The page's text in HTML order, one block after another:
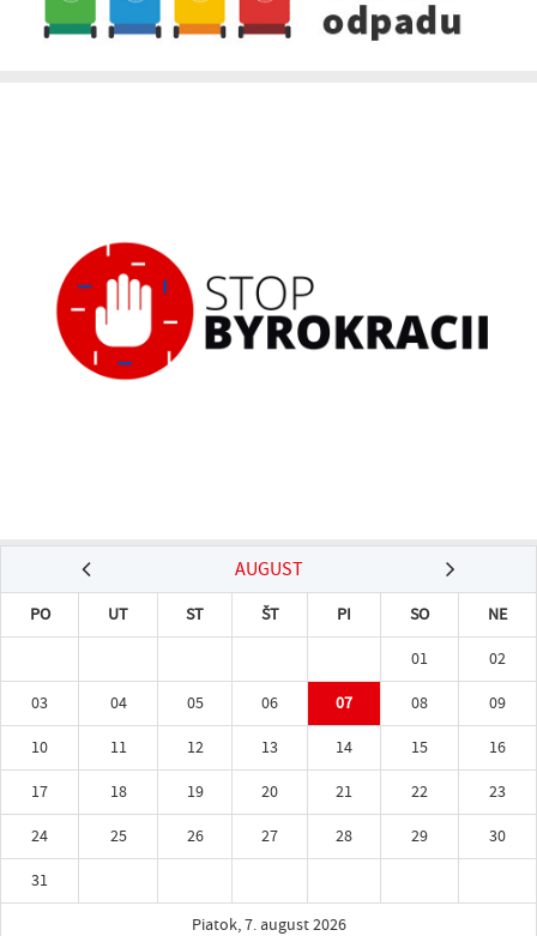
AUGUST
PO UT ST ŠT PI SO
NE
01
02
03
04 05 06 07 08
09
10
11 12 13 14 15
16
17
18 19 20 21 22
23
24
25 26 27 28 29
30
31
Piatok, 7. august 2026